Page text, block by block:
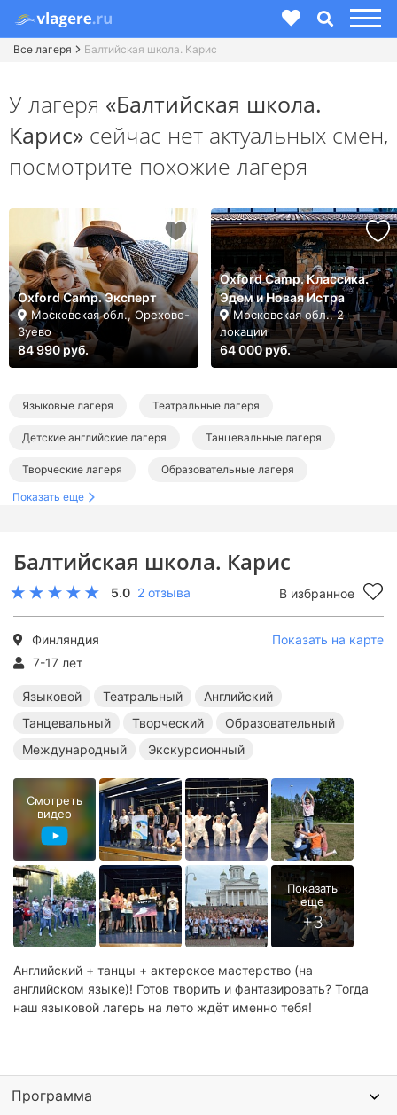
Все лагеря Балтийская школа. Карис
Балтийская школа. Карис
5.0 2 отзыва В избранное
Финляндия
Показать на карте
7-17 лет
Языковой Театральный
Английский
Танцевальный
Творческий
Образовательный
Международный
Экскурсионный
Английский + танцы + актерское мастерство (на
английском языке)! Готов творить и фантазировать? Тогда
наш языковой лагерь на лето ждёт именно тебя!
Смотреть
видео
Программа
У лагеря «Балтийская школа.
Карис» сейчас нет актуальных смен,
посмотрите похожие лагеря
Oxford Camp. Эксперт
Московская обл., Орехово-
Зуево
84 990 руб.
Oxford Camp. Классика.
Эдем и Новая Истра
Московская обл., 2
локации
64 000 руб.
Языковые лагеря Театральные лагеря
Детские английские лагеря Танцевальные лагеря
Творческие лагеря Образовательные лагеря
Международные лагеря
Театральные лагеря за границей
Английские лагеря за границей
Творческие лагеря за границей
Образовательные лагеря за границей
Международные лагеря за границей
Показать еще